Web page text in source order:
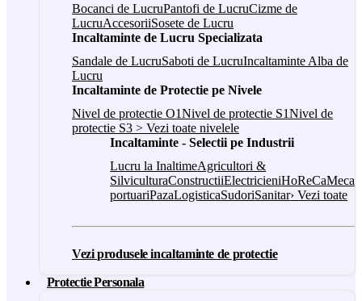
Bocanci de LucruPantofi de LucruCizme de
LucruAccesoriiSosete de Lucru
Incaltaminte de Lucru Specializata
Sandale de LucruSaboti de LucruIncaltaminte Alba de
Lucru
Incaltaminte de Protectie pe Nivele
Nivel de protectie O1Nivel de protectie S1Nivel de
protectie S3 > Vezi toate nivelele
Incaltaminte - Selectii pe Industrii
Lucru la InaltimeAgricultori &
SilviculturaConstructiiElectricieniHoReCa
portuariPazaLogisticaSudoriSanitar› Vezi toate
Vezi produsele incaltaminte de protectie
Protectie Personala